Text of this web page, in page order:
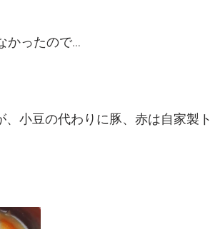
かったので…
小豆の代わりに豚、赤は自家製ト